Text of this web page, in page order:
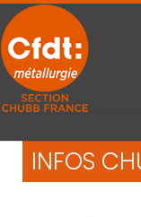
INFOS